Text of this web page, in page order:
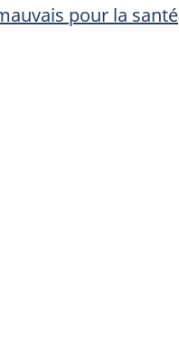
pour la santé